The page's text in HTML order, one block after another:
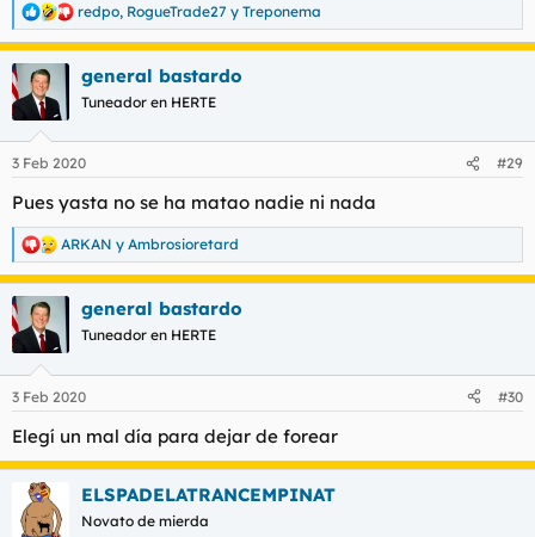
R
e
a
c
e
:
redpo, RogueTrade27 y Treponema
general bastardo
Tuneador en HERTE
3 Feb 2020 #29
Pues yasta no se ha matao nadie ni nada
R
e
a
c
e
:
ARKAN y Ambrosioretard
general bastardo
Tuneador en HERTE
3 Feb 2020 #30
Elegí un mal día para dejar de forear
ELSPADELATRANCEMPINAT
Novato de mierda